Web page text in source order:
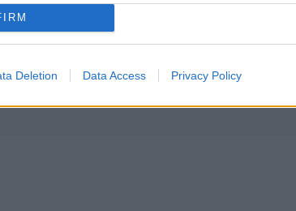
Deletion Data Access Privacy Policy
Συνδέσου και κάνε το πρώτο σχόλιο...